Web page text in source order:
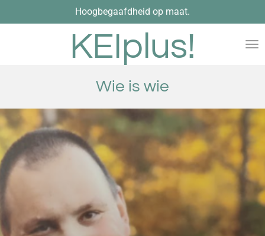
direct
KEIplus!
Hoogbegaafdheid op maat.
Wie is wie